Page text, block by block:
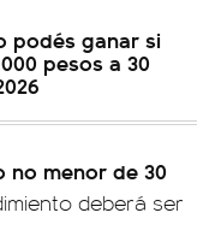
podés ganar si
pesos a 30
no menor de 30
deberá ser